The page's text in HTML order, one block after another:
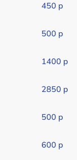
450 р
500 р
1400 р
2850 р
500 р
600 р